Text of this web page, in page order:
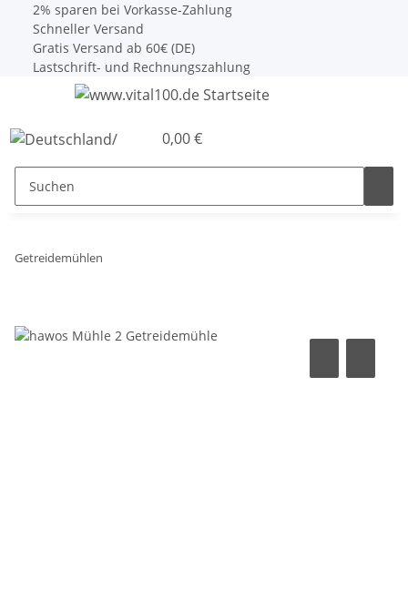
2% sparen bei Vorkasse-Zahlung
Schneller Versand
Gratis Versand ab 60€ (DE)
Lastschrift- und Rechnungszahlung
0,00 €
Getreidemühlen